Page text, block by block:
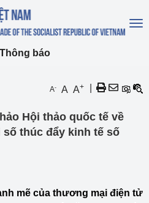
Thông báo
A- A A+
Hội thảo quốc tế về
thúc đẩy kinh tế số
mẽ của thương mại điện tử